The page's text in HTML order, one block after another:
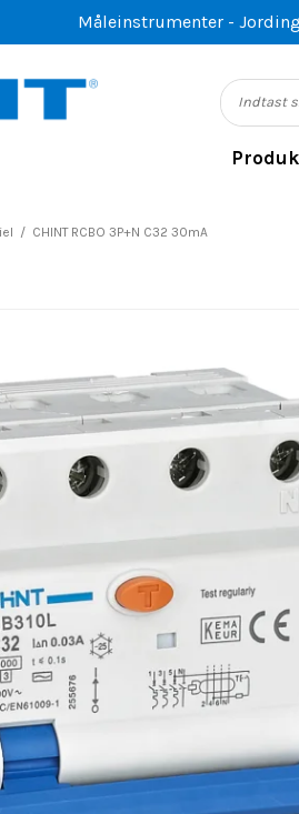
Måleinstrumenter -
/ CHINT RCBO 3P+N C32 30mA